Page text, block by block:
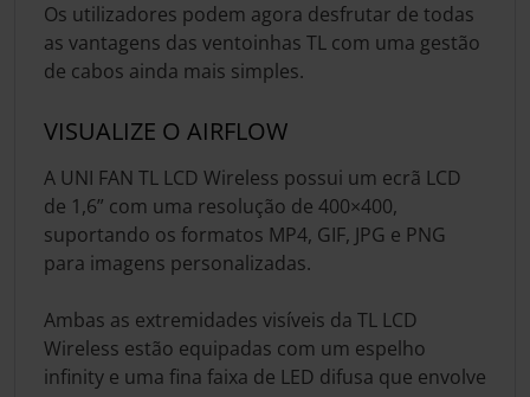
Os utilizadores podem agora desfrutar de todas
as vantagens das ventoinhas TL com uma gestão
de cabos ainda mais simples.
VISUALIZE O AIRFLOW
A UNI FAN TL LCD Wireless possui um ecrã LCD
de 1,6” com uma resolução de 400×400,
suportando os formatos MP4, GIF, JPG e PNG
para imagens personalizadas.
Ambas as extremidades visíveis da TL LCD
Wireless estão equipadas com um espelho
infinity e uma fina faixa de LED difusa que envolve